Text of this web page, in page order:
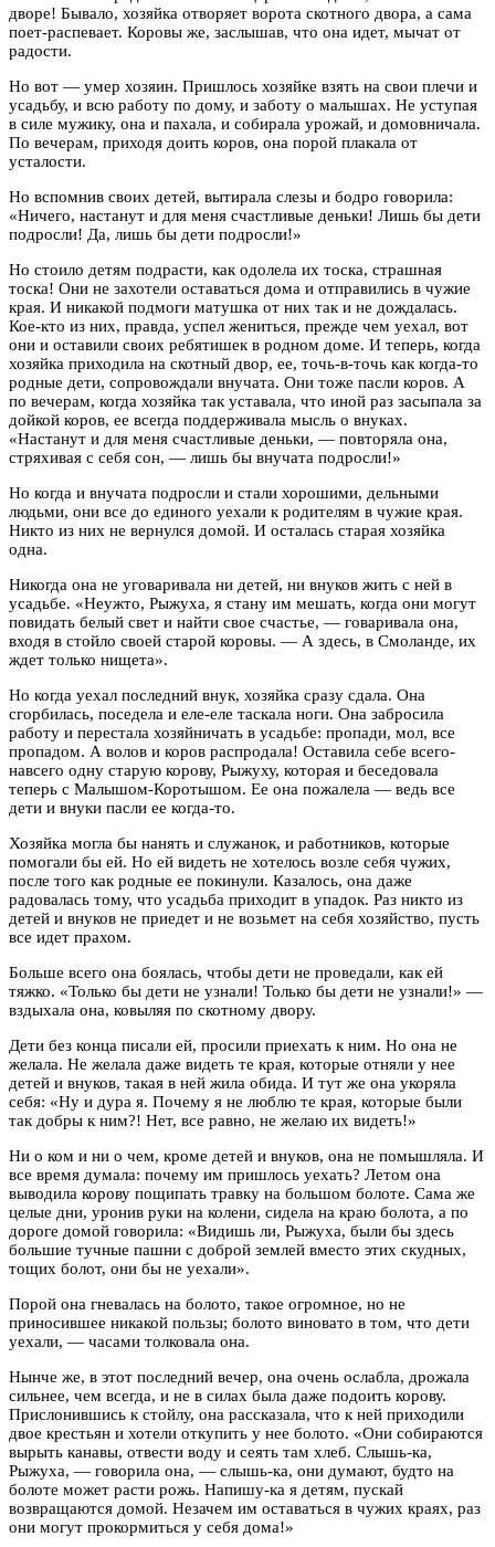
дворе! Бывало, хозяйка отворяет ворота скотного двора, а сама
поет-распевает. Коровы же, заслышав, что она идет, мычат от
радости.
Но вот — умер хозяин. Пришлось хозяйке взять на свои плечи и
усадьбу, и всю работу по дому, и заботу о малышах. Не уступая
в силе мужику, она и пахала, и собирала урожай, и домовничала.
По вечерам, приходя доить коров, она порой плакала от
усталости.
Но вспомнив своих детей, вытирала слезы и бодро говорила:
«Ничего, настанут и для меня счастливые деньки! Лишь бы дети
подросли! Да, лишь бы дети подросли!»
Но стоило детям подрасти, как одолела их тоска, страшная
тоска! Они не захотели оставаться дома и отправились в чужие
края. И никакой подмоги матушка от них так и не дождалась.
Кое-кто из них, правда, успел жениться, прежде чем уехал, вот
они и оставили своих ребятишек в родном доме. И теперь, когда
хозяйка приходила на скотный двор, ее, точь-в-точь как когда-то
родные дети, сопровождали внучата. Они тоже пасли коров. А
по вечерам, когда хозяйка так уставала, что иной раз засыпала за
дойкой коров, ее всегда поддерживала мысль о внуках.
«Настанут и для меня счастливые деньки, — повторяла она,
стряхивая с себя сон, — лишь бы внучата подросли!»
Но когда и внучата подросли и стали хорошими, дельными
людьми, они все до единого уехали к родителям в чужие края.
Никто из них не вернулся домой. И осталась старая хозяйка
одна.
Никогда она не уговаривала ни детей, ни внуков жить с ней в
усадьбе. «Неужто, Рыжуха, я стану им мешать, когда они могут
повидать белый свет и найти свое счастье, — говаривала она,
входя в стойло своей старой коровы. — А здесь, в Смоланде, их
ждет только нищета».
Но когда уехал последний внук, хозяйка сразу сдала. Она
сгорбилась, поседела и еле-еле таскала ноги. Она забросила
работу и перестала хозяйничать в усадьбе: пропади, мол, все
пропадом. А волов и коров распродала! Оставила себе всего-
навсего одну старую корову, Рыжуху, которая и беседовала
теперь с Малышом-Коротышом. Ее она пожалела — ведь все
дети и внуки пасли ее когда-то.
Хозяйка могла бы нанять и служанок, и работников, которые
помогали бы ей. Но ей видеть не хотелось возле себя чужих,
после того как родные ее покинули. Казалось, она даже
радовалась тому, что усадьба приходит в упадок. Раз никто из
детей и внуков не приедет и не возьмет на себя хозяйство, пусть
все идет прахом.
Больше всего она боялась, чтобы дети не проведали, как ей
тяжко. «Только бы дети не узнали! Только бы дети не узнали!» —
вздыхала она, ковыляя по скотному двору.
Дети без конца писали ей, просили приехать к ним. Но она не
желала. Не желала даже видеть те края, которые отняли у нее
детей и внуков, такая в ней жила обида. И тут же она укоряла
себя: «Ну и дура я. Почему я не люблю те края, которые были
так добры к ним?! Нет, все равно, не желаю их видеть!»
Ни о ком и ни о чем, кроме детей и внуков, она не помышляла. И
все время думала: почему им пришлось уехать? Летом она
выводила корову пощипать травку на большом болоте. Сама же
целые дни, уронив руки на колени, сидела на краю болота, а по
дороге домой говорила: «Видишь ли, Рыжуха, были бы здесь
большие тучные пашни с доброй землей вместо этих скудных,
тощих болот, они бы не уехали».
Порой она гневалась на болото, такое огромное, но не
приносившее никакой пользы; болото виновато в том, что дети
уехали, — часами толковала она.
Нынче же, в этот последний вечер, она очень ослабла, дрожала
сильнее, чем всегда, и не в силах была даже подоить корову.
Прислонившись к стойлу, она рассказала, что к ней приходили
двое крестьян и хотели откупить у нее болото. «Они собираются
вырыть канавы, отвести воду и сеять там хлеб. Слышь-ка,
Рыжуха, — говорила она, — слышь-ка, они думают, будто на
болоте может расти рожь. Напишу-ка я детям, пускай
возвращаются домой. Незачем им оставаться в чужих краях, раз
они могут прокормиться у себя дома!»